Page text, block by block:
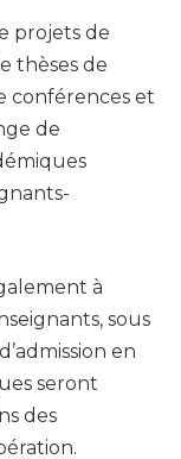
projets de
thèses de
conférences et
de
à
sous
en
seront
des